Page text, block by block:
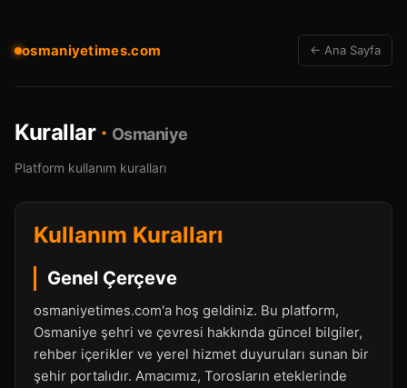
osmaniyetimes.com ← Ana Sayfa
Kurallar · Osmaniye
Platform kullanım kuralları
Kullanım Kuralları
Genel Çerçeve
osmaniyetimes.com'a hoş geldiniz. Bu platform,
Osmaniye şehri ve çevresi hakkında güncel bilgiler,
rehber içerikler ve yerel hizmet duyuruları sunan bir
şehir portalıdır. Amacımız, Torosların eteklerinde